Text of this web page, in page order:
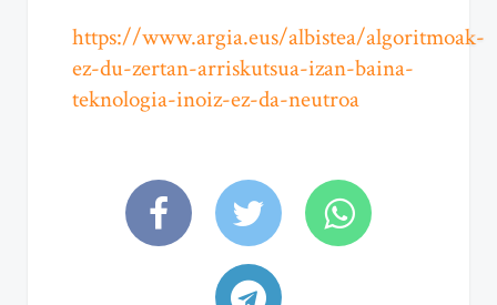
https://www.argia.eus/albistea/algoritmoak-
ez-du-zertan-arriskutsua-izan-baina-
teknologia-inoiz-ez-da-neutroa